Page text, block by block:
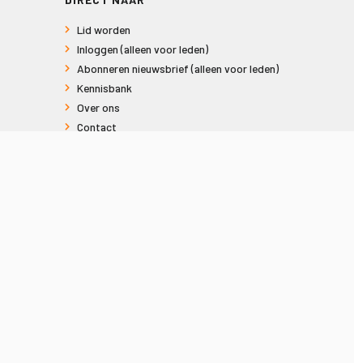
Lid worden
Inloggen (alleen voor leden)
Abonneren nieuwsbrief (alleen voor leden)
Kennisbank
Over ons
Contact